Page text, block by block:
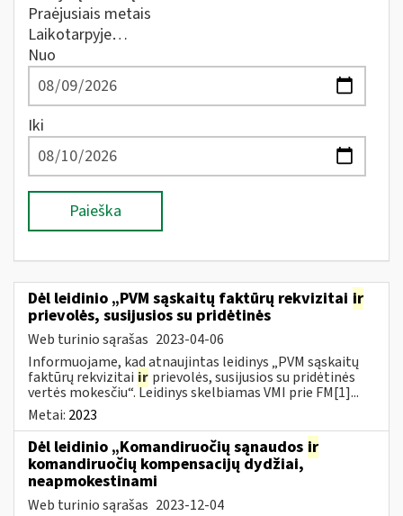
Praėjusiais metais
Laikotarpyje…
Nuo
Iki
Paieška
Dėl leidinio „PVM sąskaitų faktūrų rekvizitai ir
prievolės, susijusios su pridėtinės
Web turinio sąrašas 2023-04-06
Informuojame, kad atnaujintas leidinys „PVM sąskaitų
faktūrų rekvizitai ir prievolės, susijusios su pridėtinės
vertės mokesčiu“. Leidinys skelbiamas VMI prie FM[1]...
Metai: 2023
Dėl leidinio „Komandiruočių sąnaudos ir
komandiruočių kompensacijų dydžiai,
neapmokestinami
Web turinio sąrašas 2023-12-04